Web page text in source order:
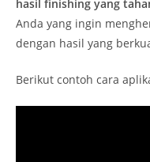
hasil finishing yang
Anda yang ingin
dengan hasil yang
Berikut contoh cara